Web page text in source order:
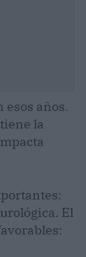
años.
la
El